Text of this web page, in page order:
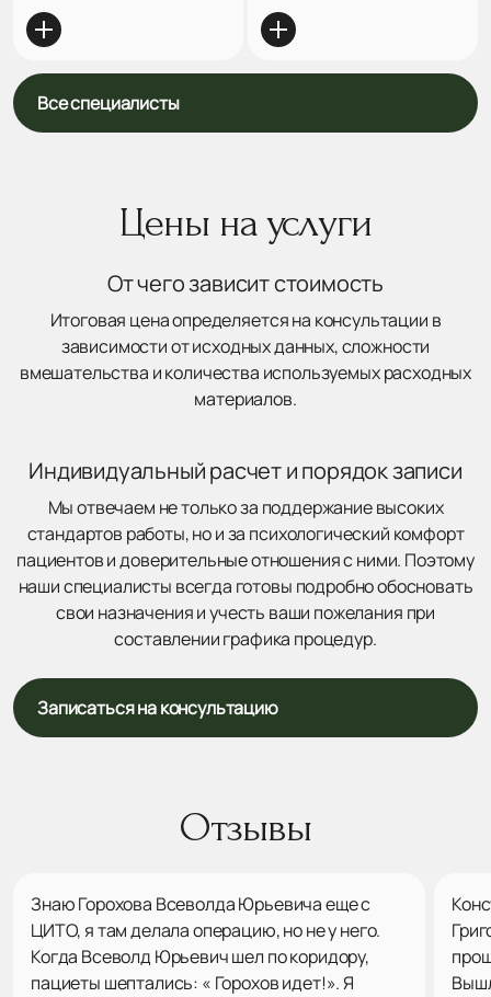
Все специалисты
Цены на услуги
От чего зависит стоимость
Итоговая цена определяется на консультации в
зависимости от исходных данных, сложности
вмешательства и количества используемых расходных
материалов.
Индивидуальный расчет и порядок записи
Мы отвечаем не только за поддержание высоких
стандартов работы, но и за психологический комфорт
пациентов и доверительные отношения с ними. Поэтому
наши специалисты всегда готовы подробно обосновать
свои назначения и учесть ваши пожелания при
составлении графика процедур.
Записаться на консультацию
Отзывы
Знаю Горохова Всеволда Юрьевича еще с
ЦИТО, я там делала операцию, но не у него.
Когда Всеволд Юрьевич шел по коридору,
пациеты шептались: « Горохов идет!». Я